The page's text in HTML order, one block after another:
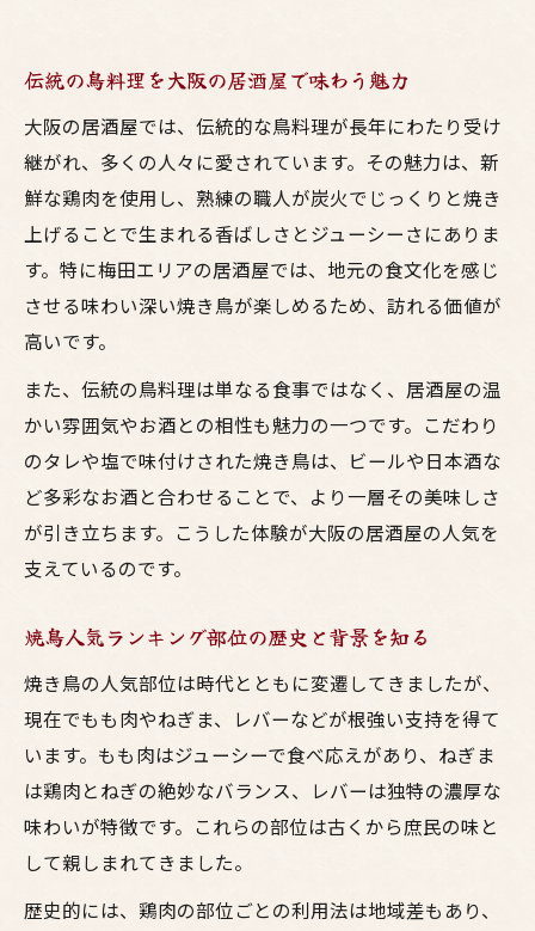
伝統の鳥料理を大阪の居酒屋で味わう魅力
大阪の居酒屋では、伝統的な鳥料理が長年にわたり受け
継がれ、多くの人々に愛されています。その魅力は、新
鮮な鶏肉を使用し、熟練の職人が炭火でじっくりと焼き
上げることで生まれる香ばしさとジューシーさにありま
す。特に梅田エリアの居酒屋では、地元の食文化を感じ
させる味わい深い焼き鳥が楽しめるため、訪れる価値が
高いです。
また、伝統の鳥料理は単なる食事ではなく、居酒屋の温
かい雰囲気やお酒との相性も魅力の一つです。こだわり
のタレや塩で味付けされた焼き鳥は、ビールや日本酒な
ど多彩なお酒と合わせることで、より一層その美味しさ
が引き立ちます。こうした体験が大阪の居酒屋の人気を
支えているのです。
焼鳥人気ランキング部位の歴史と背景を知る
焼き鳥の人気部位は時代とともに変遷してきましたが、
現在でもも肉やねぎま、レバーなどが根強い支持を得て
います。もも肉はジューシーで食べ応えがあり、ねぎま
は鶏肉とねぎの絶妙なバランス、レバーは独特の濃厚な
味わいが特徴です。これらの部位は古くから庶民の味と
して親しまれてきました。
歴史的には、鶏肉の部位ごとの利用法は地域差もあり、